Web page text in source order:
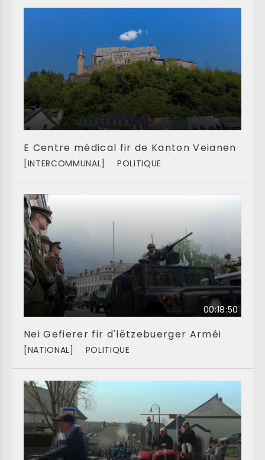
E Centre médical fir de Kanton Veianen
[INTERCOMMUNAL] POLITIQUE
00:18:50
Nei Gefierer fir d'lëtzebuerger Arméi
[NATIONAL] POLITIQUE